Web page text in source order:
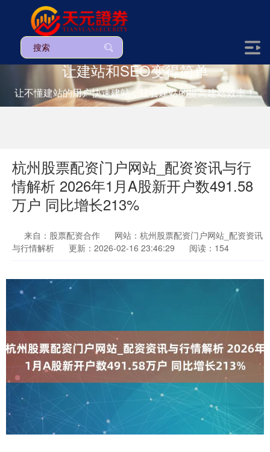
让建站和SEO变得简单
让不懂建站的用户快速建站，让会建站的提高建站效率！
杭州股票配资门户网站_配资资讯与行
情解析 2026年1月A股新开户数491.58
万户 同比增长213%
来自：股票配资合作
网站：杭州股票配资门户网站_配资资讯
与行情解析
更新：2026-02-16 23:46:29 阅读：154